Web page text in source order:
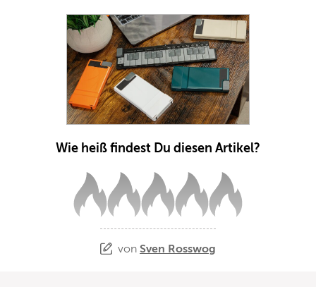
Wie heiß findest Du diesen Artikel?
von Sven Rosswog